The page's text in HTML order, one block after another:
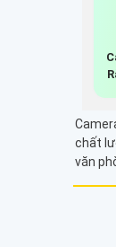
chất
văn